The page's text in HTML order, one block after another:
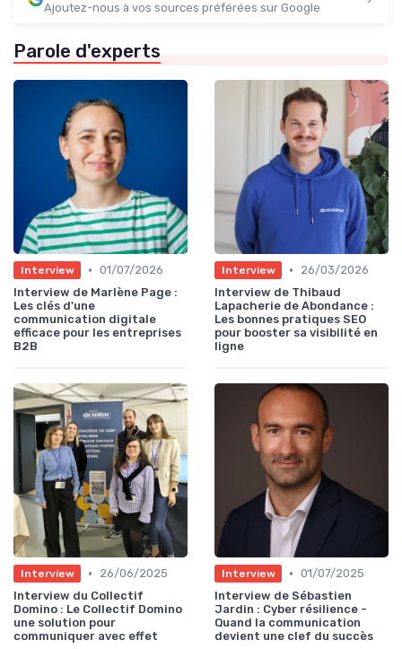
Ajoutez-nous à vos sources préférées sur Google
Parole d'experts
Interview • 01/07/2026
Interview de Marlène Page :
Les clés d'une
communication digitale
efficace pour les entreprises
B2B
Interview •
26/03/2026
Interview de Thibaud
Lapacherie de Abondance :
Les bonnes pratiques SEO
pour booster sa visibilité en
ligne
Interview •
26/06/2025
Interview du Collectif
Domino : Le Collectif Domino
une solution pour
communiquer avec effet
Interview • 01/07/2025
Interview de Sébastien
Jardin : Cyber résilience -
Quand la communication
devient une clef du succès